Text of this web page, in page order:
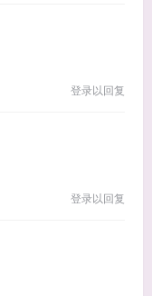
登录以回复
登录以回复